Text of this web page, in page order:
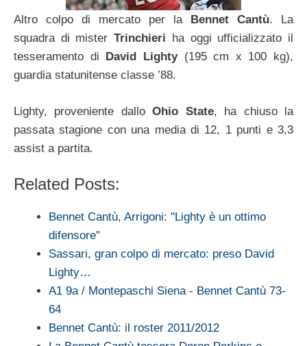
Altro colpo di mercato per la Bennet Cantù. La
squadra di misterTrinchieri ha oggi ufficializzato il
tesseramento di
David Lighty(195 cm x 100 kg),
guardia statunitense classe ’88.
Lighty, proveniente dalloOhio State, ha chiuso la
passata stagione con una media di 12, 1 punti e 3,3
assist a partita.
Related Posts:
Bennet Cantù, Arrigoni: "Lighty è un ottimo
difensore"
Sassari, gran colpo di mercato: preso David
Lighty…
A1 9a / Montepaschi Siena - Bennet Cantù 73-
64
Bennet Cantù: il roster 2011/2012